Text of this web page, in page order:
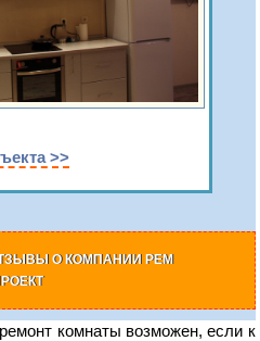
>>
О КОМПАНИИ РЕМ
комнаты возможен, если к